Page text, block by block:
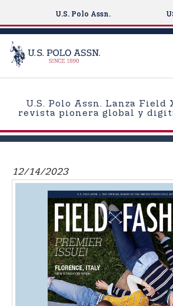
t
U.S. Polo Assn.
U.S. Polo Assn. Lanza Field
revista pionera global y
12/14/2023